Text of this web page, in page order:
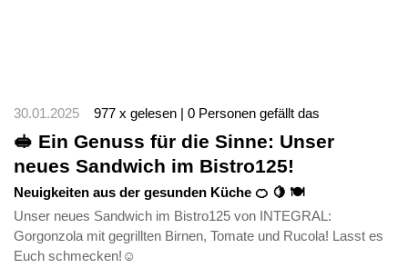
30.01.2025 977 x gelesen | 0 Personen gefällt das
🥪 Ein Genuss für die Sinne: Unser
neues Sandwich im Bistro125!
Neuigkeiten aus der gesunden Küche 🍊 🍋 🍽️
Unser neues Sandwich im Bistro125 von INTEGRAL:
Gorgonzola mit gegrillten Birnen, Tomate und Rucola! Lasst es
Euch schmecken!☺️